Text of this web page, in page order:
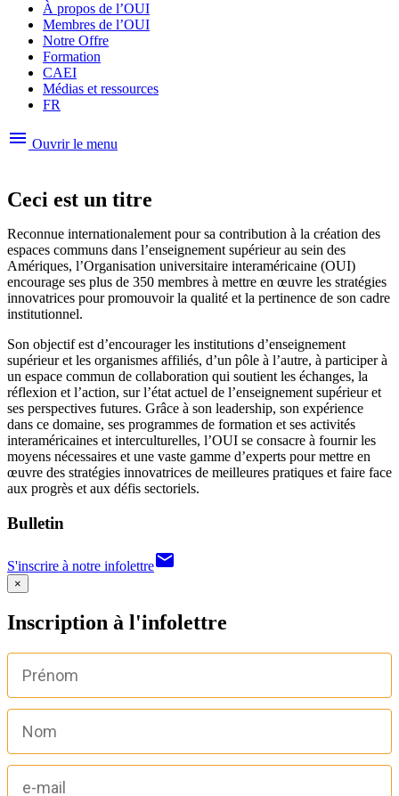
À propos de l’OUI
Membres de l’OUI
Notre Offre
Formation
CAEI
Médias et ressources
FR
menu Ouvrir le menu
Ceci est un titre
Reconnue internationalement pour sa contribution à la création des
espaces communs dans l’enseignement supérieur au sein des
Amériques, l’Organisation universitaire interaméricaine (OUI)
encourage ses plus de 350 membres à mettre en œuvre les stratégies
innovatrices pour promouvoir la qualité et la pertinence de son cadre
institutionnel.
Son objectif est d’encourager les institutions d’enseignement
supérieur et les organismes affiliés, d’un pôle à l’autre, à participer à
un espace commun de collaboration qui soutient les échanges, la
réflexion et l’action, sur l’état actuel de l’enseignement supérieur et
ses perspectives futures. Grâce à son leadership, son expérience
dans ce domaine, ses programmes de formation et ses activités
interaméricaines et interculturelles, l’OUI se consacre à fournir les
moyens nécessaires et une vaste gamme d’experts pour mettre en
œuvre des stratégies innovatrices de meilleures pratiques et faire face
aux progrès et aux défis sectoriels.
Bulletin
S'inscrire à notre infolettreemail
×
Inscription à l'infolettre